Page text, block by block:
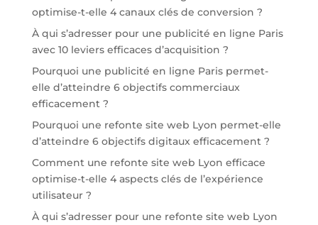
optimise-t-elle 4 canaux clés de conversion ?
À qui s’adresser pour une publicité en ligne Paris
avec 10 leviers efficaces d’acquisition ?
Pourquoi une publicité en ligne Paris permet-
elle d’atteindre 6 objectifs commerciaux
efficacement ?
Pourquoi une refonte site web Lyon permet-elle
d’atteindre 6 objectifs digitaux efficacement ?
Comment une refonte site web Lyon efficace
optimise-t-elle 4 aspects clés de l’expérience
utilisateur ?
À qui s’adresser pour une refonte site web Lyon